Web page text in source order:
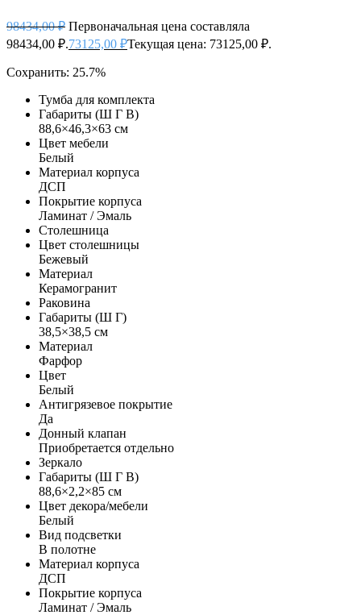
98434,00₽ Первоначальная цена составляла
98434,00 ₽.73125,00 ₽Текущая цена: 73125,00 ₽.
Сохранить: 25.7%
Тумба для комплекта
Габариты (Ш Г В)
88,6×46,3×63 см
Цвет мебели
Белый
Материал корпуса
ДСП
Покрытие корпуса
Ламинат / Эмаль
Столешница
Цвет столешницы
Бежевый
Материал
Керамогранит
Раковина
Габариты (Ш Г)
38,5×38,5 см
Материал
Фарфор
Цвет
Белый
Антигрязевое покрытие
Да
Донный клапан
Приобретается отдельно
Зеркало
Габариты (Ш Г В)
88,6×2,2×85 см
Цвет декора/мебели
Белый
Вид подсветки
В полотне
Материал корпуса
ДСП
Покрытие корпуса
Ламинат / Эмаль